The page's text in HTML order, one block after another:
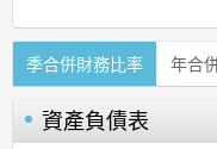
季合併財務比率 年合
資產負債表